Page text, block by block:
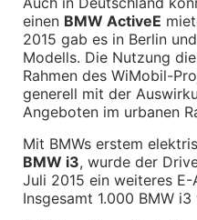
BMW i8 Zubehör
e-Mobilität
Transport & Gepäck
Exterieur
Interieur
Navigation Update
Kommunikation &
Sommerkompletträder
Räderzubehör
Felgen
Reifen
einen BMW ActiveE
2015 gab es in Berlin
Modells. Die Nutzung
Rahmen des WiMobil-
generell mit der
Angeboten im urbanen
BMW i3, wurde der
Juli 2015 ein weiteres
Insgesamt 1.000 BMW